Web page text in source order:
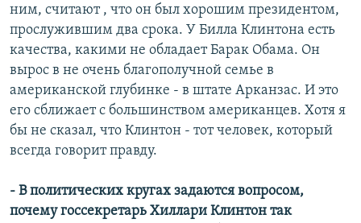
ним, считают , что он был хорошим президентом,
прослужившим два срока. У Билла Клинтона есть
качества, какими не обладает Барак Обама. Он
вырос в не очень благополучной семье в
американской глубинке - в штате Арканзас. И это
его сближает с большинством американцев. Хотя я
бы не сказал, что Клинтон - тот человек, который
всегда говорит правду.
- В политических кругах задаются вопросом,
почему госсекретарь Хиллари Клинтон так